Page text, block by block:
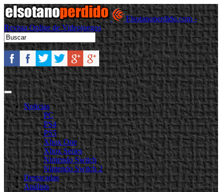
Elsotanoperdido.com -
Revista Online de Videojuegos
Noticias
PC
PS4
PS5
Xbox One
Xbox Series
Nintendo Switch
Nintendo Switch 2
Destacadas
Análisis